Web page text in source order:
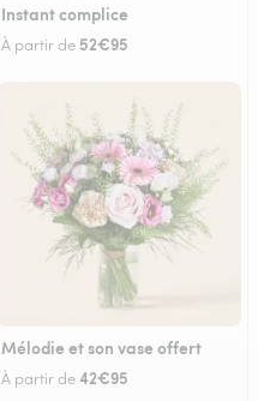
Instant complice
À partir de 52€95
Mélodie et son vase offert
À partir de42€95